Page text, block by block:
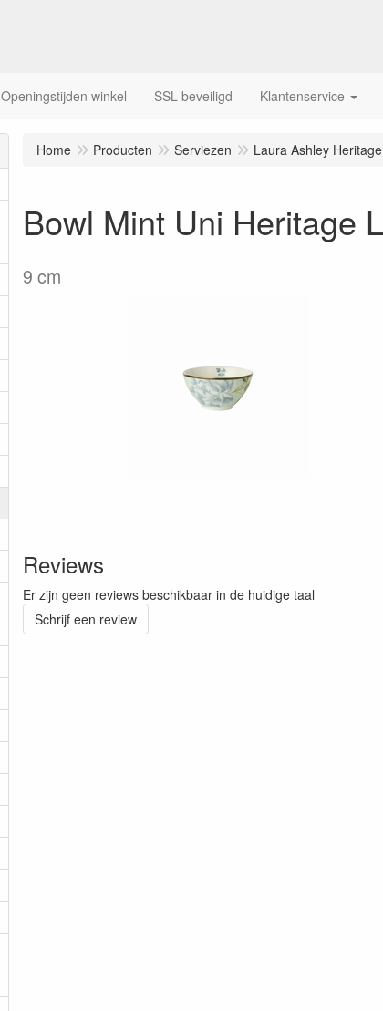
Openingstijden winkel SSL beveiligd Klantenservice
Home Producten Serviezen Laura Ashley Heritage
Bowl Mint Uni Heritage
9 cm
Reviews
Er zijn geen reviews beschikbaar in de huidige taal
Schrijf een review